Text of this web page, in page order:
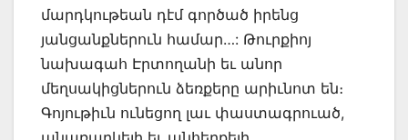
մարդկութեան դէմ գործած իրենց
յանցանքներուն համար…: Թուրքիոյ
նախագահ Էրտողանի եւ անոր
մեղսակիցներուն ձեռքերը արիւնոտ են։
Գոյութիւն ունեցող լաւ փաստագրուած,